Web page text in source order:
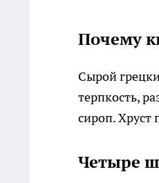
Почему
Сырой
терпкость,
сироп. Хруст
Четыре